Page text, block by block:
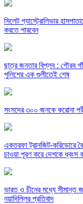
সিলেট গ্যাস্ট্রোলিভার
করতে পারবেন
ছাত্র জনতার বিপ্লব : গৌরব
পুলিশের এক গুলীতেই শেষ
সংসদের ৩০০ জনকে করোনা
একতরফা ট্রানজিট-করিডোরে
চাওয়া পূরণ করে দেশকে ধ্বংস
ভারত ও চীনের মধ্যে সীমান্ত
নয়াদিল্লির প্রতিবাদ